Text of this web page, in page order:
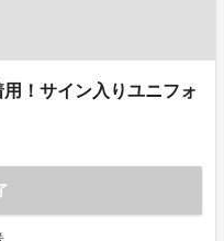
！サイン入りユニフォ